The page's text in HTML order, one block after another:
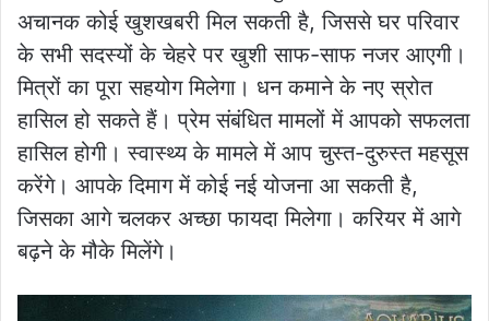
अचानक कोई खुशखबरी मिल सकती है, जिससे घर परिवार
के सभी सदस्यों के चेहरे पर खुशी साफ-साफ नजर आएगी।
मित्रों का पूरा सहयोग मिलेगा। धन कमाने के नए स्रोत
हासिल हो सकते हैं। प्रेम संबंधित मामलों में आपको सफलता
हासिल होगी। स्वास्थ्य के मामले में आप चुस्त-दुरुस्त महसूस
करेंगे। आपके दिमाग में कोई नई योजना आ सकती है,
जिसका आगे चलकर अच्छा फायदा मिलेगा। करियर में आगे
बढ़ने के मौके मिलेंगे।